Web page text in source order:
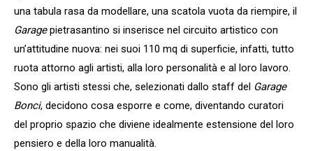
una tabula rasa da modellare, una scatola vuota da riempire, il
Garagepietrasantino si inserisce nel circuito artistico con
un’attitudine nuova: nei suoi 110 mq di superficie, infatti, tutto
ruota attorno agli artisti, alla loro personalità e al loro lavoro.
Sono gli artisti stessi che, selezionati dallo staff del Garage
Bonci, decidono cosa esporre e come, diventando curatori
del proprio spazio che diviene idealmente estensione del loro
pensiero e della loro manualità.